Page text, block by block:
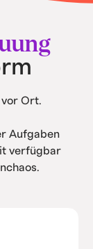
Ort.
Aufgaben
verfügbar